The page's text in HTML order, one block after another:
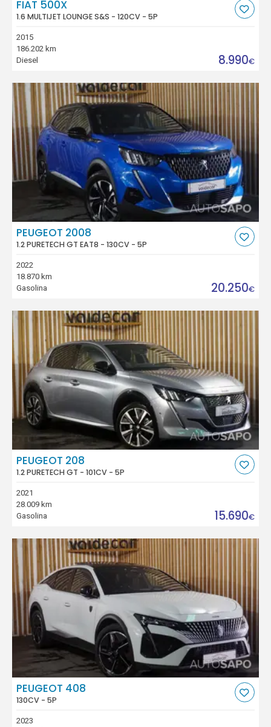
FIAT 500X
1.6 MULTIJET LOUNGE S&S - 120CV - 5P
2015
186.202 km
Diesel
8.990€
PEUGEOT 2008
1.2 PURETECH GT EAT8 - 130CV - 5P
2022
18.870 km
Gasolina
20.250€
PEUGEOT 208
1.2 PURETECH GT - 101CV - 5P
2021
28.009 km
Gasolina
15.690€
PEUGEOT 408
130CV - 5P
2023